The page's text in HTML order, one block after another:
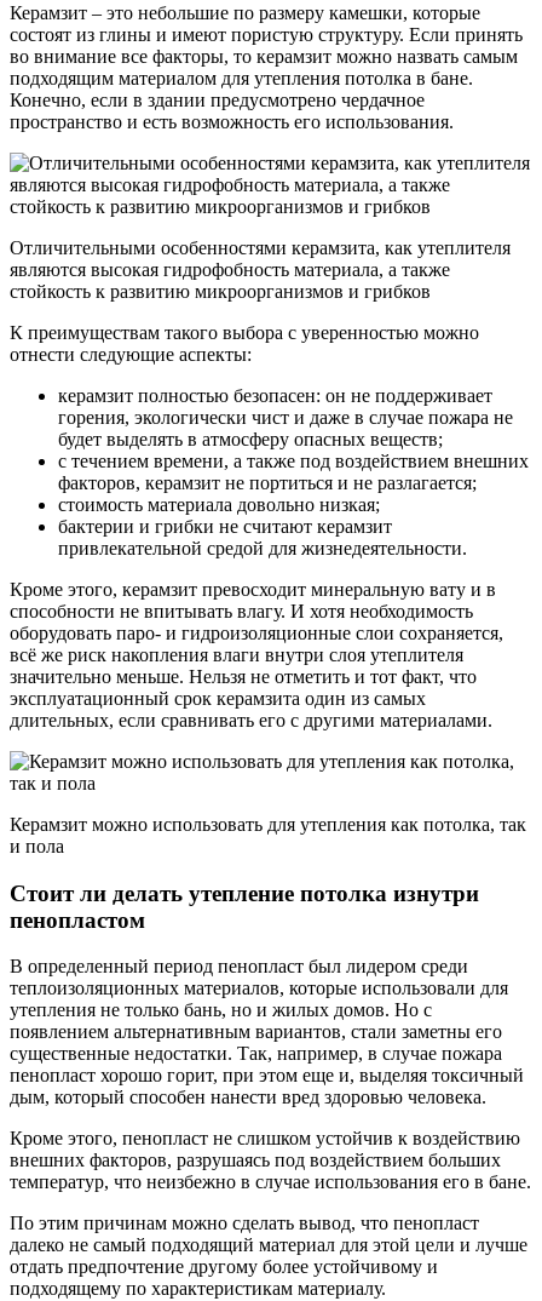
Керамзит – это небольшие по размеру камешки, которые
состоят из глины и имеют пористую структуру. Если принять
во внимание все факторы, то керамзит можно назвать самым
подходящим материалом для утепления потолка в бане.
Конечно, если в здании предусмотрено чердачное
пространство и есть возможность его использования.
Отличительными особенностями керамзита, как утеплителя
являются высокая гидрофобность материала, а также
стойкость к развитию микроорганизмов и грибков
К преимуществам такого выбора с уверенностью можно
отнести следующие аспекты:
керамзит полностью безопасен: он не поддерживает
горения, экологически чист и даже в случае пожара не
будет выделять в атмосферу опасных веществ;
с течением времени, а также под воздействием внешних
факторов, керамзит не портиться и не разлагается;
стоимость материала довольно низкая;
бактерии и грибки не считают керамзит
привлекательной средой для жизнедеятельности.
Кроме этого, керамзит превосходит минеральную вату и в
способности не впитывать влагу. И хотя необходимость
оборудовать паро- и гидроизоляционные слои сохраняется,
всё же риск накопления влаги внутри слоя утеплителя
значительно меньше. Нельзя не отметить и тот факт, что
эксплуатационный срок керамзита один из самых
длительных, если сравнивать его с другими материалами.
Керамзит можно использовать для утепления как потолка, так
и пола
Стоит ли делать утепление потолка изнутри
пенопластом
В определенный период пенопласт был лидером среди
теплоизоляционных материалов, которые использовали для
утепления не только бань, но и жилых домов. Но с
появлением альтернативным вариантов, стали заметны его
существенные недостатки. Так, например, в случае пожара
пенопласт хорошо горит, при этом еще и, выделяя токсичный
дым, который способен нанести вред здоровью человека.
Кроме этого, пенопласт не слишком устойчив к воздействию
внешних факторов, разрушаясь под воздействием больших
температур, что неизбежно в случае использования его в бане.
По этим причинам можно сделать вывод, что пенопласт
далеко не самый подходящий материал для этой цели и лучше
отдать предпочтение другому более устойчивому и
подходящему по характеристикам материалу.